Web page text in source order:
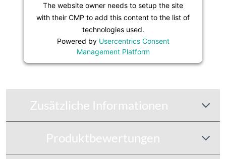
The website owner needs to setup the site
with their CMP to add this content to the list of
technologies used.
Powered by Usercentrics Consent
Management Platform
Zusätzliche Informationen
Produktbewertungen